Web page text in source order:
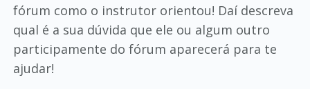
fórum como o instrutor orientou! Daí descreva
qual é a sua dúvida que ele ou algum outro
participamente do fórum aparecerá para te
ajudar!